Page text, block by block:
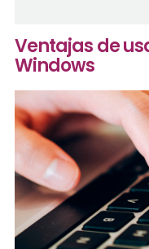
Ventajas de
Windows